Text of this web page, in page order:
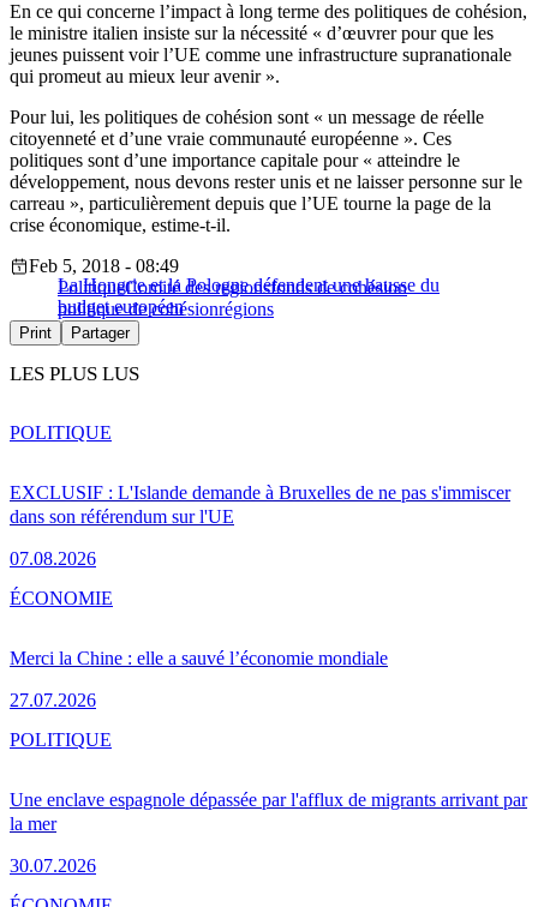
En ce qui concerne l’impact à long terme des politiques de cohésion,
le ministre italien insiste sur la nécessité « d’œuvrer pour que les
jeunes puissent voir l’UE comme une infrastructure supranationale
qui promeut au mieux leur avenir ».
Pour lui, les politiques de cohésion sont « un message de réelle
citoyenneté et d’une vraie communauté européenne ». Ces
politiques sont d’une importance capitale pour « atteindre le
développement, nous devons rester unis et ne laisser personne sur le
carreau », particulièrement depuis que l’UE tourne la page de la
crise économique, estime-t-il.
La Hongrie et la Pologne défendent une hausse du
budget européen
Feb 5, 2018 - 08:49
PolitiqueComité des regionsfonds de cohésion
politique de cohésionrégions
Print Partager
LES PLUS LUS
EXCLUSIF : L'Islande demande à Bruxelles de ne pas s'immiscer
dans son référendum sur l'UE
07.08.2026
POLITIQUE
Merci la Chine : elle a sauvé l’économie mondiale
27.07.2026
ÉCONOMIE
Une enclave espagnole dépassée par l'afflux de migrants arrivant par
la mer
30.07.2026
POLITIQUE